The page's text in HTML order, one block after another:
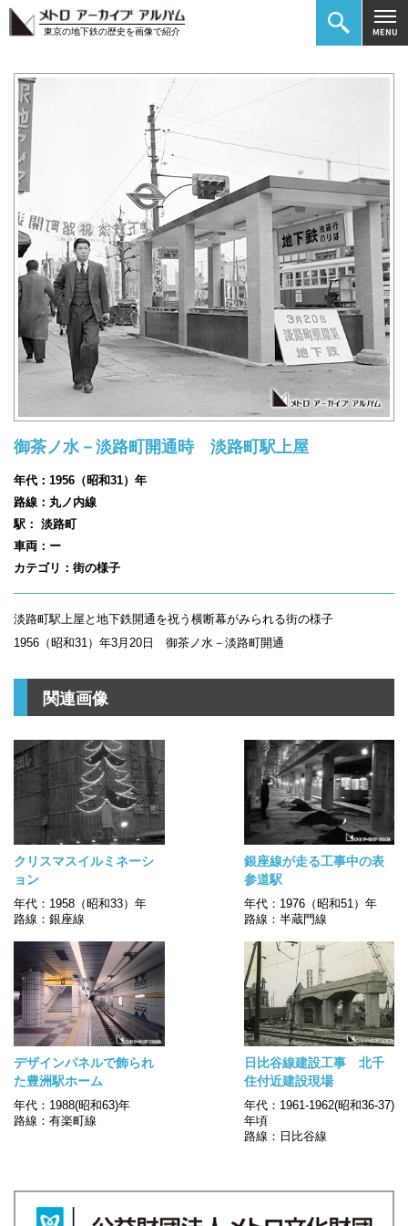
東京の地下鉄の歴史を画像で紹介
御茶ノ水－淡路町開通時 淡路町駅上屋
年代：1956（昭和31）年
路線：丸ノ内線
駅： 淡路町
車両：ー
カテゴリ：街の様子
淡路町駅上屋と地下鉄開通を祝う横断幕がみられる街の様子
1956（昭和31）年3月20日 御茶ノ水－淡路町開通
関連画像
クリスマスイルミネーシ
ョン
年代：1958（昭和33）年
路線：銀座線
銀座線が走る工事中の表
参道駅
年代：1976（昭和51）年
路線：半蔵門線
デザインパネルで飾られ
た豊洲駅ホーム
年代：1988(昭和63)年
路線：有楽町線
日比谷線建設工事 北千
住付近建設現場
年代：1961-1962(昭和36-37)
年頃
路線：日比谷線